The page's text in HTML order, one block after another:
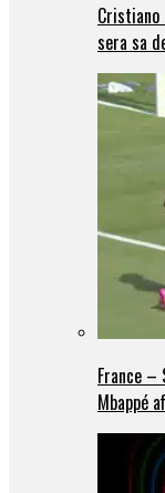
Cristiano
sera sa
France –
Mbappé